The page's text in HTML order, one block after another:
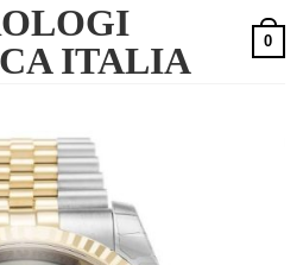
ITALIA
0